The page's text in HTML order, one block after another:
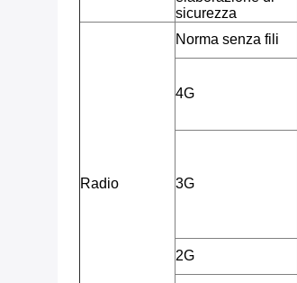
sicurezza
Radio
Norma senza fili
4G
3G
2G